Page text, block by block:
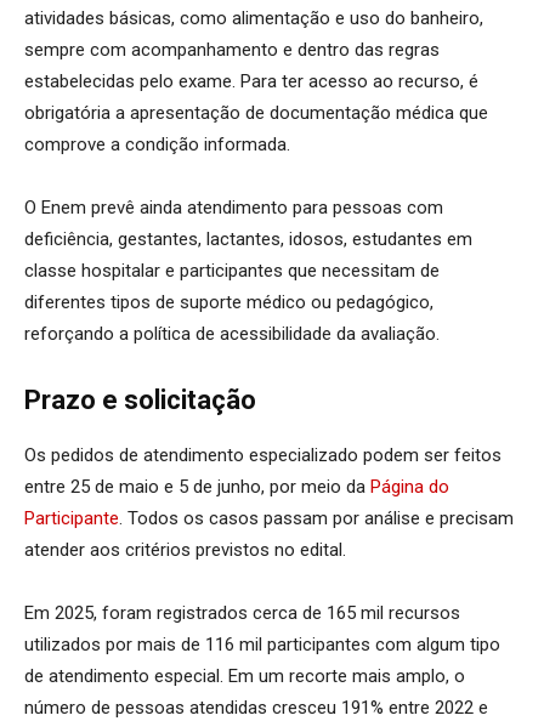
atividades básicas, como alimentação e uso do banheiro,
sempre com acompanhamento e dentro das regras
estabelecidas pelo exame. Para ter acesso ao recurso, é
obrigatória a apresentação de documentação médica que
comprove a condição informada.
O Enem prevê ainda atendimento para pessoas com
deficiência, gestantes, lactantes, idosos, estudantes em
classe hospitalar e participantes que necessitam de
diferentes tipos de suporte médico ou pedagógico,
reforçando a política de acessibilidade da avaliação.
Prazo e solicitação
Os pedidos de atendimento especializado podem ser feitos
entre 25 de maio e 5 de junho, por meio da Página do
Participante. Todos os casos passam por análise e precisam
atender aos critérios previstos no edital.
Em 2025, foram registrados cerca de 165 mil recursos
utilizados por mais de 116 mil participantes com algum tipo
de atendimento especial. Em um recorte mais amplo, o
número de pessoas atendidas cresceu 191% entre 2022 e